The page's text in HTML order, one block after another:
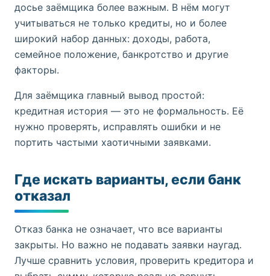
досье заёмщика более важным. В нём могут
учитываться не только кредиты, но и более
широкий набор данных: доходы, работа,
семейное положение, банкротство и другие
факторы.
Для заёмщика главный вывод простой:
кредитная история — это не формальность. Её
нужно проверять, исправлять ошибки и не
портить частыми хаотичными заявками.
Где искать варианты, если банк
отказал
Отказ банка не означает, что все варианты
закрыты. Но важно не подавать заявки наугад.
Лучше сравнить условия, проверить кредитора и